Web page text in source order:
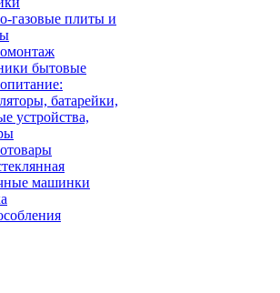
газовые плиты и
бытовые
батарейки,
устройства,
машинки